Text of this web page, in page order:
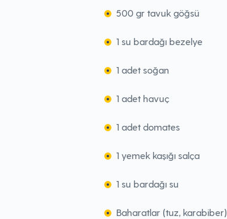
500 gr tavuk göğsü
1 su bardağı bezelye
1 adet soğan
1 adet havuç
1 adet domates
1 yemek kaşığı salça
1 su bardağı su
Baharatlar (tuz, karabiber)